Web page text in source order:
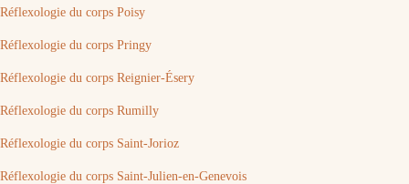
Réflexologie du corps Poisy
Réflexologie du corps Pringy
Réflexologie du corps Reignier-Ésery
Réflexologie du corps Rumilly
Réflexologie du corps Saint-Jorioz
Réflexologie du corps Saint-Julien-en-Genevois